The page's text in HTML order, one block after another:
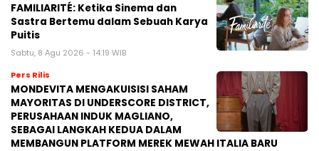
FAMILIARITÉ: Ketika Sinema dan
Sastra Bertemu dalam Sebuah Karya
Puitis
Sabtu, 8 Agu 2026 - 14:19 WIB
Pers Rilis
MONDEVITA MENGAKUISISI SAHAM
MAYORITAS DI UNDERSCORE DISTRICT,
PERUSAHAAN INDUK MAGLIANO,
SEBAGAI LANGKAH KEDUA DALAM
MEMBANGUN PLATFORM MEREK MEWAH ITALIA BARU